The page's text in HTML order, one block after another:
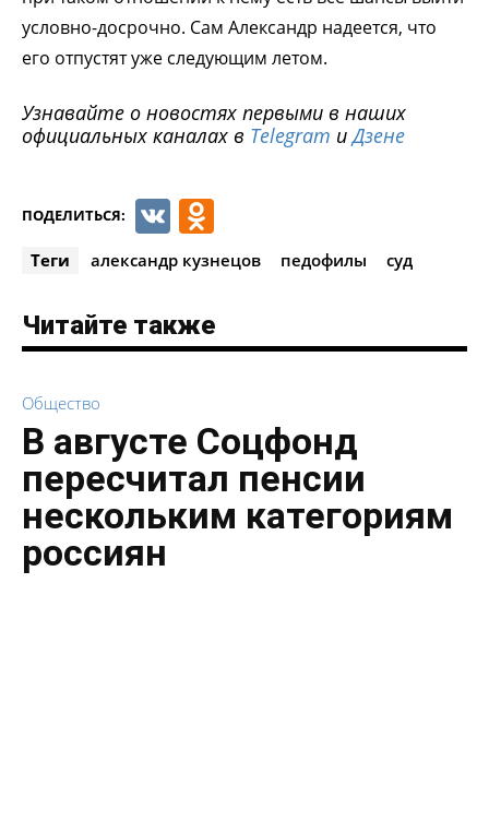
условно-досрочно. Сам Александр надеется, что
его отпустят уже следующим летом.
Узнавайте о новостях первыми в наших
официальных каналах в Telegram иДзене
ПОДЕЛИТЬСЯ: VK
Теги александр кузнецов педофилы суд
Читайте также
Общество
В августе Соцфонд
пересчитал пенсии
нескольким категориям
россиян